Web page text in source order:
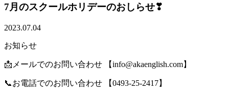
7月のスクールホリデーのおしらせ❣
2023.07.04
お知らせ
📩メールでのお問い合わせ 【info@akaenglish.com】
📞お電話でのお問い合わせ 【0493-25-2417】